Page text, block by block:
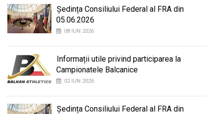
Ședința Consiliului Federal al FRA din
05.06.2026
08 IUN 2026
Informații utile privind participarea la
Campionatele Balcanice
02 IUN 2026
Ședința Consiliului Federal al FRA din